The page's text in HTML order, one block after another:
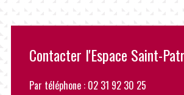
Contacter l'Espace Saint-
Par téléphone : 02 31 92 30 25